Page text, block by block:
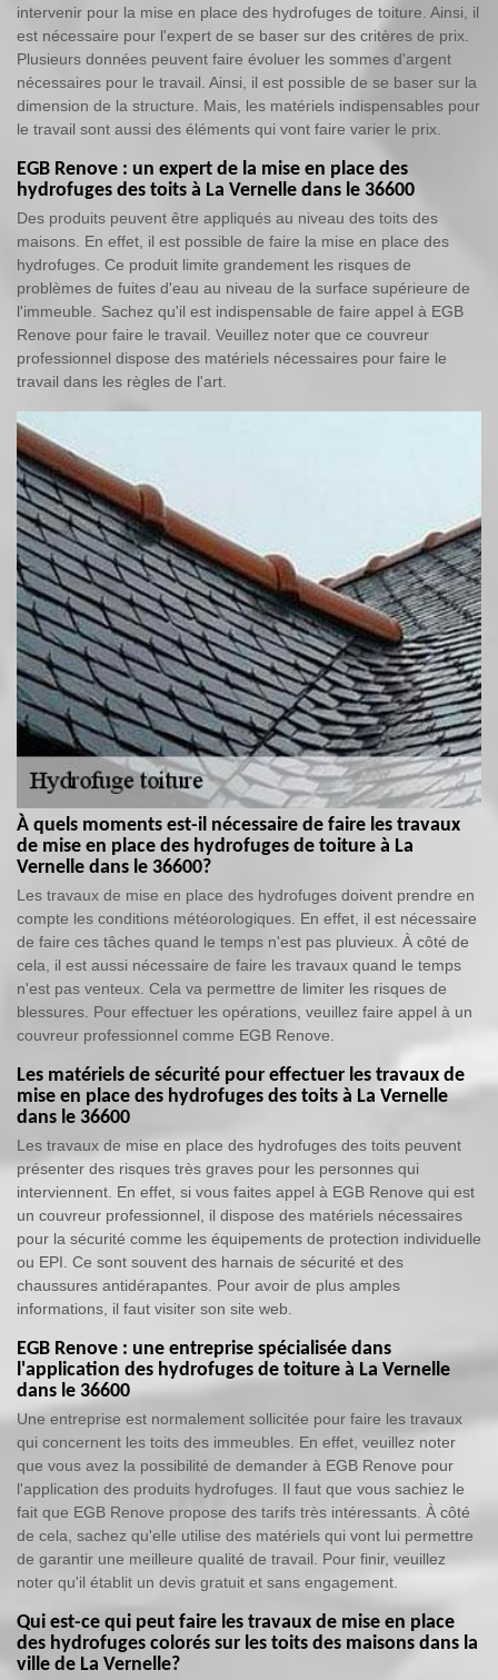
intervenir pour la mise en place des hydrofuges de toiture. Ainsi, il
est nécessaire pour l'expert de se baser sur des critères de prix.
Plusieurs données peuvent faire évoluer les sommes d'argent
nécessaires pour le travail. Ainsi, il est possible de se baser sur la
dimension de la structure. Mais, les matériels indispensables pour
le travail sont aussi des éléments qui vont faire varier le prix.
EGB Renove : un expert de la mise en place des
hydrofuges des toits à La Vernelle dans le 36600
Des produits peuvent être appliqués au niveau des toits des
maisons. En effet, il est possible de faire la mise en place des
hydrofuges. Ce produit limite grandement les risques de
problèmes de fuites d'eau au niveau de la surface supérieure de
l'immeuble. Sachez qu'il est indispensable de faire appel à EGB
Renove pour faire le travail. Veuillez noter que ce couvreur
professionnel dispose des matériels nécessaires pour faire le
travail dans les règles de l'art.
À quels moments est-il nécessaire de faire les travaux
de mise en place des hydrofuges de toiture à La
Vernelle dans le 36600?
Les travaux de mise en place des hydrofuges doivent prendre en
compte les conditions météorologiques. En effet, il est nécessaire
de faire ces tâches quand le temps n'est pas pluvieux. À côté de
cela, il est aussi nécessaire de faire les travaux quand le temps
n'est pas venteux. Cela va permettre de limiter les risques de
blessures. Pour effectuer les opérations, veuillez faire appel à un
couvreur professionnel comme EGB Renove.
Les matériels de sécurité pour effectuer les travaux de
mise en place des hydrofuges des toits à La Vernelle
dans le 36600
Les travaux de mise en place des hydrofuges des toits peuvent
présenter des risques très graves pour les personnes qui
interviennent. En effet, si vous faites appel à EGB Renove qui est
un couvreur professionnel, il dispose des matériels nécessaires
pour la sécurité comme les équipements de protection individuelle
ou EPI. Ce sont souvent des harnais de sécurité et des
chaussures antidérapantes. Pour avoir de plus amples
informations, il faut visiter son site web.
EGB Renove : une entreprise spécialisée dans
l'application des hydrofuges de toiture à La Vernelle
dans le 36600
Une entreprise est normalement sollicitée pour faire les travaux
qui concernent les toits des immeubles. En effet, veuillez noter
que vous avez la possibilité de demander à EGB Renove pour
l'application des produits hydrofuges. Il faut que vous sachiez le
fait que EGB Renove propose des tarifs très intéressants. À côté
de cela, sachez qu'elle utilise des matériels qui vont lui permettre
de garantir une meilleure qualité de travail. Pour finir, veuillez
noter qu'il établit un devis gratuit et sans engagement.
Qui est-ce qui peut faire les travaux de mise en place
des hydrofuges colorés sur les toits des maisons dans la
ville de La Vernelle?